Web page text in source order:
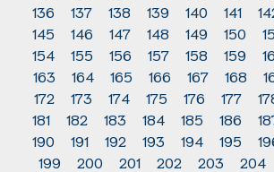
136
137 138 139 140 141
145
146 147 148 149 150
154
155 156 157 158 159
163
164 165 166 167 168
172
173 174 175 176 177
181
182 183 184 185 186
190
191 192 193 194 195
199
200 201 202 203 204